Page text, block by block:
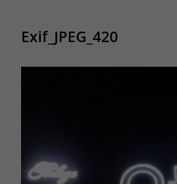
Exif_JPEG_420